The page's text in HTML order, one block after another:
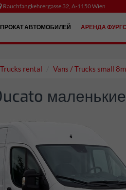
Rauchfangkehrergasse 32, A-1150 Wien
ПРОКАТ АВТОМОБИЛЕЙ АРЕНДА
rental Vans / Trucks small